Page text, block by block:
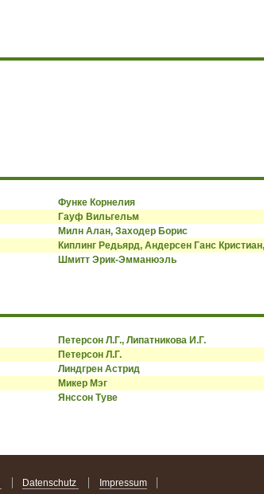
Функе Корнелия
Гауф Вильгельм
Милн Алан, Заходер Борис
Киплинг Редьярд, Андерсен Ганс
Шмитт Эрик-Эмманюэль
Петерсон Л.Г., Липатникова И.Г.
Петерсон Л.Г.
Линдгрен Астрид
Микер Мэг
Янссон Туве
Datenschutz Impressum